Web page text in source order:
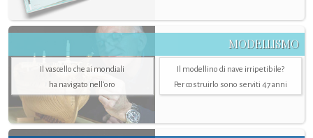
MODELLISMO
Il vascello che ai mondiali
ha navigato nell’oro
Il modellino di nave irripetibile?
Per costruirlo sono serviti 47 anni